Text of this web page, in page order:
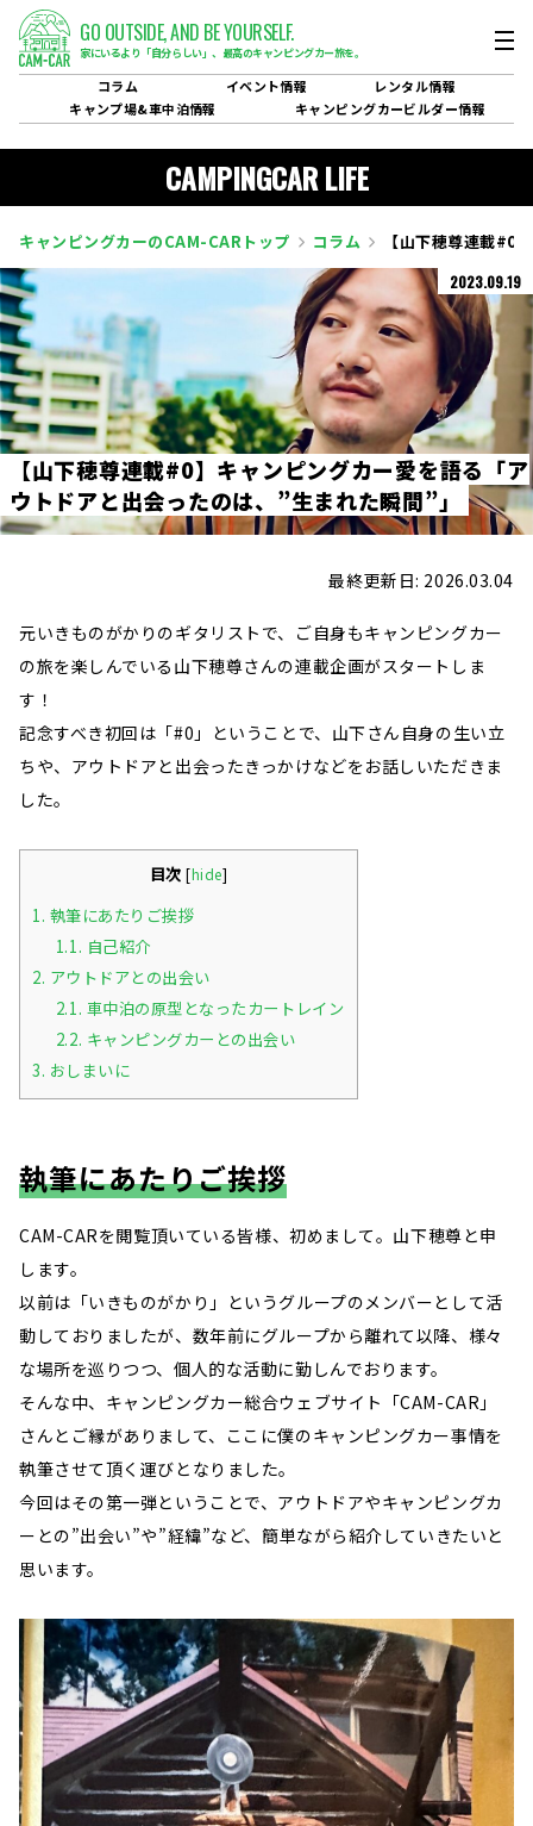
GO OUTSIDE,AND BE YOURSELF.
家にいるより「自分らしい」、 最高のキャンピングカー旅を。
コラム イベント情報 レンタル情報
キャンプ場&車中泊情報 キャンピングカービルダー情報
CAMPINGCAR LIFE
キャンピングカーのCAM-CARトップ コラム 【山下穂尊連載#0
2023.09.19
【山下穂尊連載#0】 キャンピングカー愛を語る 「ア
ウ ト ドアと出会ったのは、 ”生まれた瞬間”」
最終更新日: 2026.03.04
元いきものがかりのギタリストで、ご自身もキャンピングカー
の旅を楽しんでいる山下穂尊さんの連載企画がスタートしま
す！
記念すべき初回は「#0」ということで、山下さん自身の生い立
ちや、アウトドアと出会ったきっかけなどをお話しいただきま
した。
目次 [hide]
1. 執筆にあたりご挨拶
1.1. 自己紹介
2. アウトドアとの出会い
2.1. 車中泊の原型となったカートレイン
2.2. キャンピングカーとの出会い
3. おしまいに
執筆にあたりご挨拶
CAM-CARを閲覧頂いている皆様、初めまして。山下穂尊と申
します。
以前は「いきものがかり」というグループのメンバーとして活
動しておりましたが、数年前にグループから離れて以降、様々
な場所を巡りつつ、個人的な活動に勤しんでおります。
そんな中、キャンピングカー総合ウェブサイト「CAM-CAR」
さんとご縁がありまして、ここに僕のキャンピングカー事情を
執筆させて頂く運びとなりました。
今回はその第一弾ということで、アウトドアやキャンピングカ
ーとの”出会い”や”経緯”など、簡単ながら紹介していきたいと
思います。